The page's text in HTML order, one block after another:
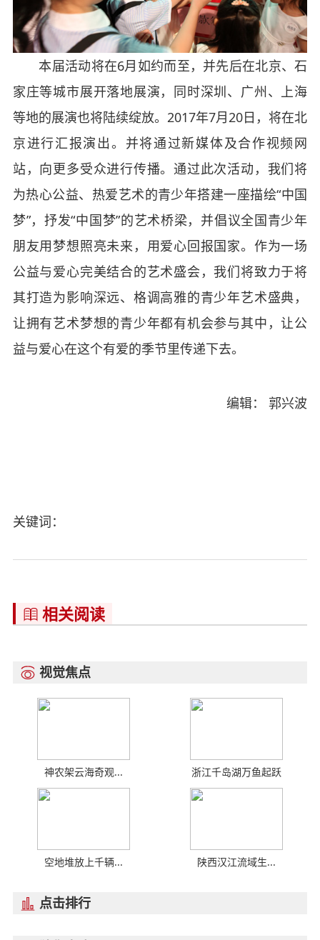
本届活动将在6月如约而至，并先后在北京、石
家庄等城市展开落地展演，同时深圳、广州、上海
等地的展演也将陆续绽放。 2017年7月20日，将在北
京进行汇报演出。并将通过新媒体及合作视频网
站，向更多受众进行传播。通过此次活动，我们将
为热心公益、热爱艺术的青少年搭建一座描绘“中国
梦”，抒发“中国梦”的艺术桥梁，并倡议全国青少年
朋友用梦想照亮未来，用爱心回报国家。作为一场
公益与爱心完美结合的艺术盛会，我们将致力于将
其打造为影响深远、格调高雅的青少年艺术盛典，
让拥有艺术梦想的青少年都有机会参与其中，让公
益与爱心在这个有爱的季节里传递下去。
编辑： 郭兴波
关键词：
 相关阅读
 视觉焦点
神农架云海奇观... 浙江千岛湖万鱼起跃
空地堆放上千辆... 陕西汉江流域生...
 点击排行